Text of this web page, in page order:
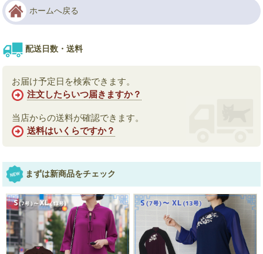
ホームへ戻る
配送日数・送料
お届け予定日を検索できます。
注文したらいつ届きますか？
当店からの送料が確認できます。
送料はいくらですか？
まずは新商品をチェック